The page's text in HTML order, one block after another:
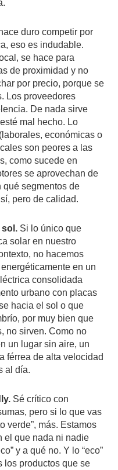
duro competir por
eso es indudable.
se hace para
de proximidad y no
por precio, porque se
Los proveedores
De nada sirve
mal hecho. Lo
económicas o
son peores a las
como sucede en
se aprovechan de
qué segmentos de
pero de calidad.
sol. Si lo único que
solar en nuestro
no hacemos
en un
consolidada
urbano con placas
hacia el sol o que
por muy bien que
no sirven. Como no
un lugar sin aire, un
férrea de alta velocidad
al día.
Sé crítico con
pero si lo que vas
verde”, más. Estamos
el que nada ni nadie
y a qué no. Y lo “eco”
los productos que se